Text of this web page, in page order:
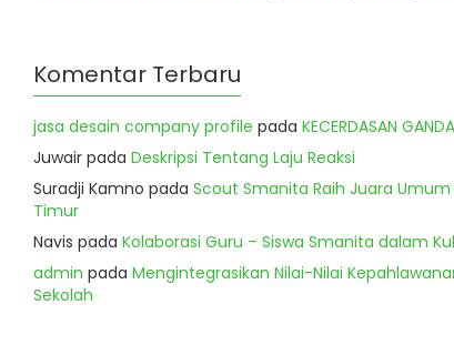
Komentar Terbaru
jasa desain company profile pada KECERDASAN GANDA
Juwair pada Deskripsi Tentang Laju Reaksi
Suradji Kamno pada Scout Smanita Raih Juara
Timur
Navis pada Kolaborasi Guru – Siswa Smanita dalam
admin pada Mengintegrasikan Nilai-Nilai
Sekolah